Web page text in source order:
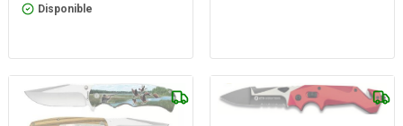
Disponible